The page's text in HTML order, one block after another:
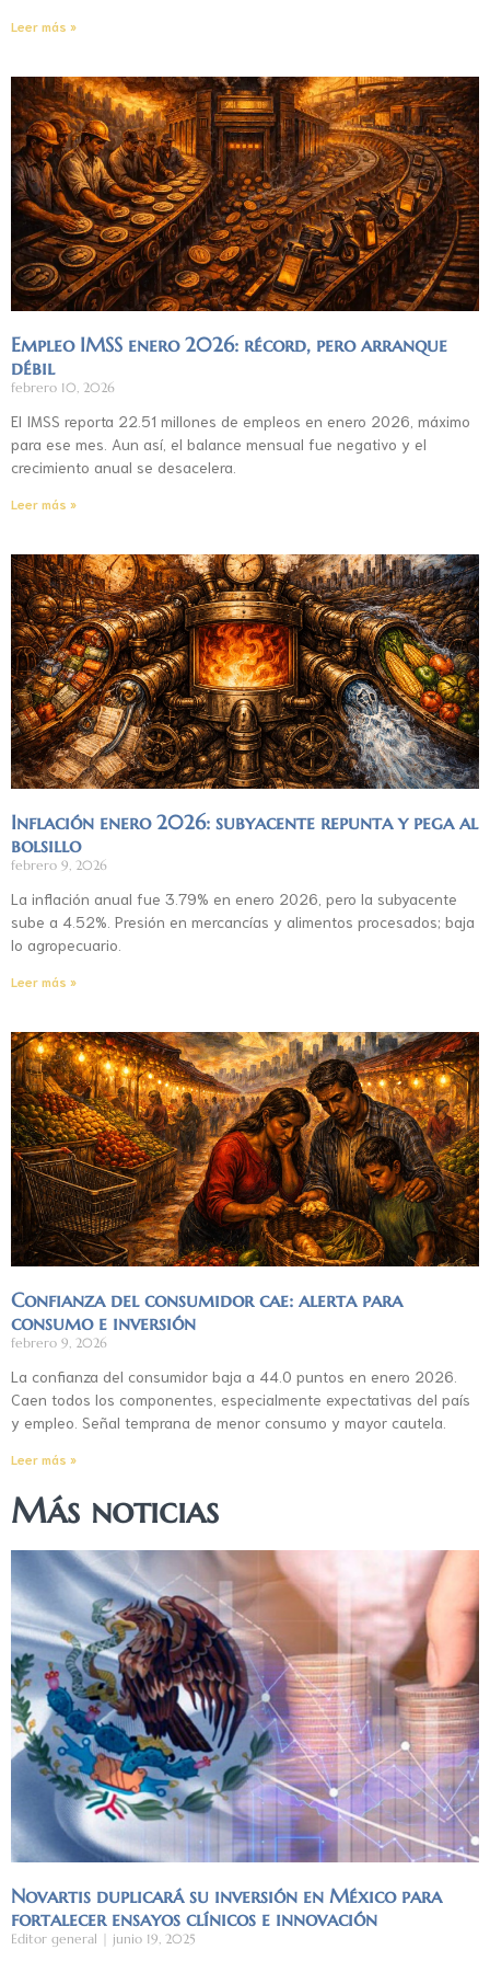
Leer más »
Empleo IMSS enero 2026: récord, pero arranque
débil
febrero 10, 2026
El IMSS reporta 22.51 millones de empleos en enero 2026, máximo
para ese mes. Aun así, el balance mensual fue negativo y el
crecimiento anual se desacelera.
Leer más »
Inflación enero 2026: subyacente repunta y pega al
bolsillo
febrero 9, 2026
La inflación anual fue 3.79% en enero 2026, pero la subyacente
sube a 4.52%. Presión en mercancías y alimentos procesados; baja
lo agropecuario.
Leer más »
Confianza del consumidor cae: alerta para
consumo e inversión
febrero 9, 2026
La confianza del consumidor baja a 44.0 puntos en enero 2026.
Caen todos los componentes, especialmente expectativas del país
y empleo. Señal temprana de menor consumo y mayor cautela.
Leer más »
Más noticias
Novartis duplicará su inversión en México para
fortalecer ensayos clínicos e innovación
Editor general junio 19, 2025